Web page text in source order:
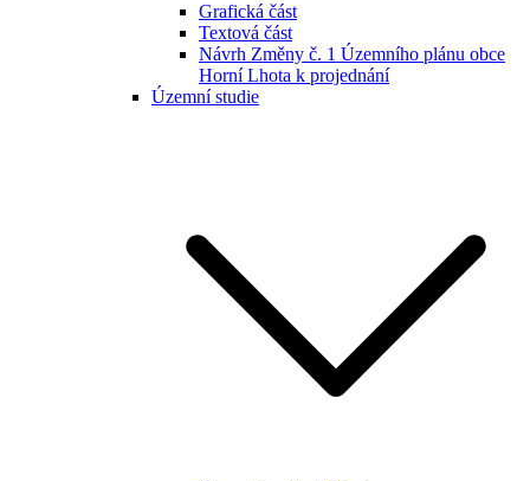
Grafická část
Textová část
Návrh Změny č. 1 Územního plánu obce
Horní Lhota k projednání
Územní studie